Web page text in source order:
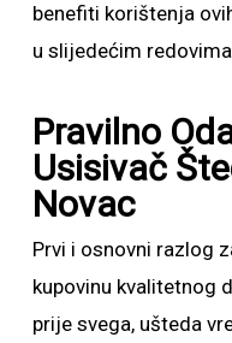
benefiti korištenja
u slijedećim
Pravilno
Usisivač
Novac
Prvi i osnovni razlog
kupovinu kvalitetnog
prije svega, ušteda